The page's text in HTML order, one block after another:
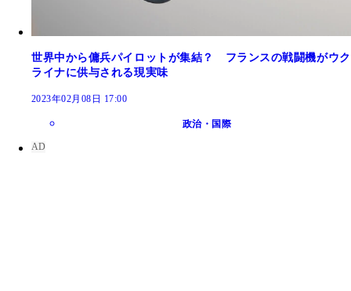
世界中から傭兵パイロットが集結？ フランスの戦闘機がウク
ライナに供与される現実味
2023年02月08日 17:00
政治・国際